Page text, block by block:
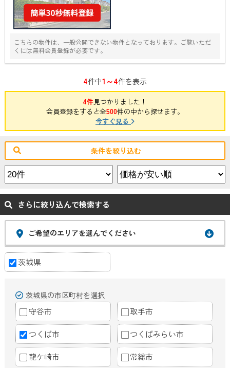
こちらの物件は、一般公開できない物件となっております。ご覧いただ
くには無料会員登録が必要です。
4件中1～4件を表示
4件見つかりました！
会員登録をすると全500件の中から探せます。
今すぐ見る
条件を絞り込む
さらに絞り込んで検索する
ご希望のエリアを選んでください
茨城県
茨城県の市区町村を選択
守谷市 取手市
つくば市 つくばみらい市
龍ケ崎市 常総市